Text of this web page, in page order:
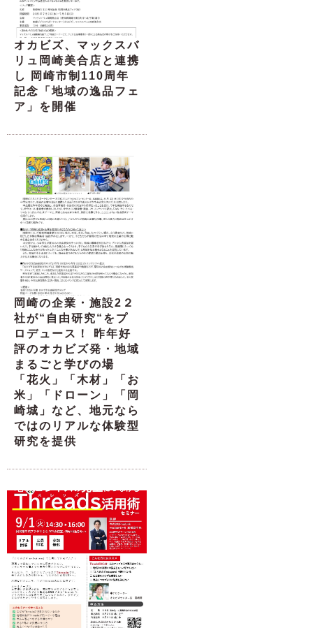
オカビズ、マックスバ
リュ岡崎美合店と連携
し 岡崎市制110周年
記念「地域の逸品フェ
ア」を開催
岡崎の企業・施設2２
社が“自由研究“をプ
ロデュース！ 昨年好
評のオカビズ発・地域
まるごと学びの場
「花火」「木材」「お
米」「ドローン」「岡
崎城」など、地元なら
ではのリアルな体験型
研究を提供